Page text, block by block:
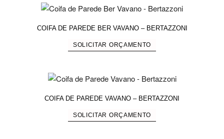
COIFA DE PAREDE BER VAVANO – BERTAZZONI
SOLICITAR ORÇAMENTO
COIFA DE PAREDE VAVANO – BERTAZZONI
SOLICITAR ORÇAMENTO